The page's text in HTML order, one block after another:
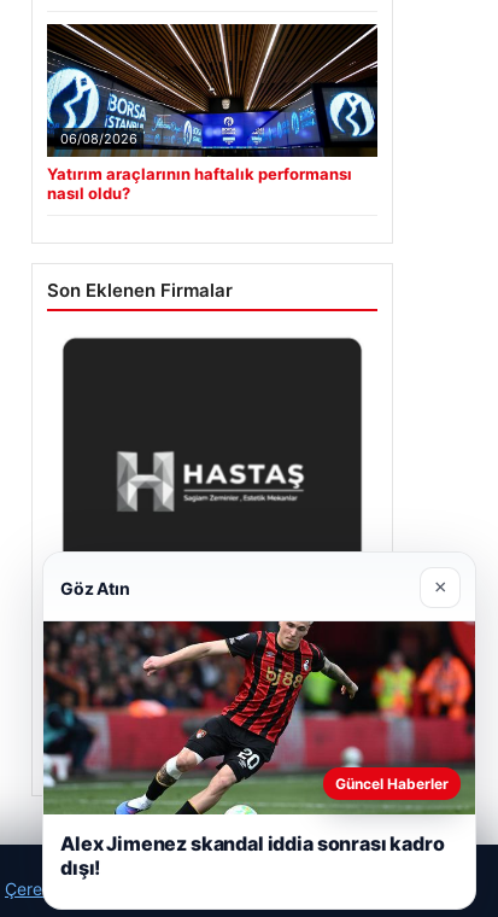
06/08/2026
Yatırım araçlarının haftalık performansı
nasıl oldu?
Son Eklenen Firmalar
Hastaş Beton
26/05/2026
Çerez Politikamız
Göz Atın ×
Güncel Haberler
Alex Jimenez skandal iddia sonrası kadro
dışı!